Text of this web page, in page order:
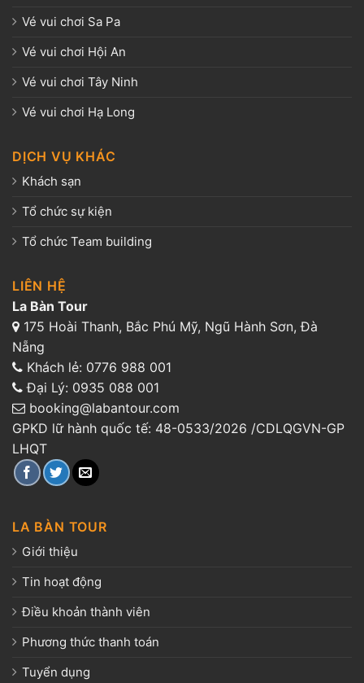
Vé vui chơi Sa Pa
Vé vui chơi Hội An
Vé vui chơi Tây Ninh
Vé vui chơi Hạ Long
DỊCH VỤ KHÁC
Khách sạn
Tổ chức sự kiện
Tổ chức Team building
LIÊN HỆ
La Bàn Tour
175 Hoài Thanh, Bắc Phú Mỹ, Ngũ Hành Sơn, Đà
Nẵng
Khách lẻ: 0776 988 001
Đại Lý: 0935 088 001
booking@labantour.com
GPKD lữ hành quốc tế: 48-0533/2026 /CDLQGVN-GP
LHQT
LA BÀN TOUR
Giới thiệu
Tin hoạt động
Điều khoản thành viên
Phương thức thanh toán
Tuyển dụng